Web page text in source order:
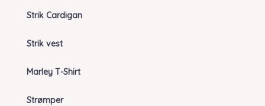
Strik Cardigan
Strik vest
Marley T-Shirt
Strømper